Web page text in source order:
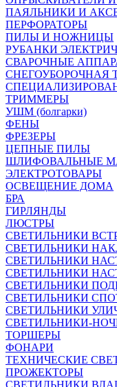
ПАЯЛЬНИКИ И
ПЕРФОРАТОРЫ
ПИЛЫ И НОЖНИЦЫ
РУБАНКИ
СВАРОЧНЫЕ
СНЕГОУБОРОЧНАЯ
ТРИММЕРЫ
УШМ (болгарки)
ФЕНЫ
ФРЕЗЕРЫ
ЦЕПНЫЕ ПИЛЫ
ШЛИФОВАЛЬНЫЕ
ЭЛЕКТРОТОВАРЫ
ОСВЕЩЕНИЕ ДОМА
БРА
ГИРЛЯНДЫ
ЛЮСТРЫ
СВЕТИЛЬНИКИ
СВЕТИЛЬНИКИ
СВЕТИЛЬНИКИ
СВЕТИЛЬНИКИ
СВЕТИЛЬНИКИ
СВЕТИЛЬНИКИ
СВЕТИЛЬНИКИ
СВЕТИЛЬНИКИ-
ТОРШЕРЫ
ФОНАРИ
ТЕХНИЧЕСКИЕ
ПРОЖЕКТОРЫ
СВЕТИЛЬНИКИ